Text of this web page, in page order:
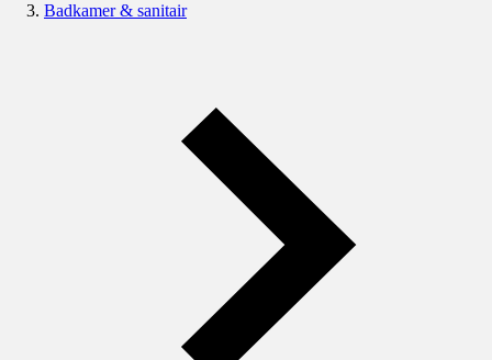
Badkamer & sanitair